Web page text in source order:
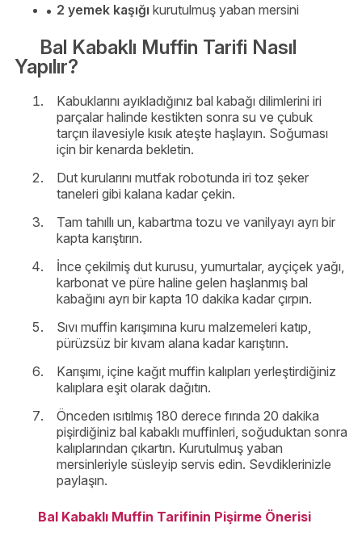
2 yemek kaşığı kurutulmuş yaban mersini
Bal Kabaklı Muffin Tarifi Nasıl
Yapılır?
Kabuklarını ayıkladığınız bal kabağı dilimlerini iri
parçalar halinde kestikten sonra su ve çubuk
tarçın ilavesiyle kısık ateşte haşlayın. Soğuması
için bir kenarda bekletin.
Dut kurularını mutfak robotunda iri toz şeker
taneleri gibi kalana kadar çekin.
Tam tahıllı un, kabartma tozu ve vanilyayı ayrı bir
kapta karıştırın.
İnce çekilmiş dut kurusu, yumurtalar, ayçiçek yağı,
karbonat ve püre haline gelen haşlanmış bal
kabağını ayrı bir kapta 10 dakika kadar çırpın.
Sıvı muffin karışımına kuru malzemeleri katıp,
pürüzsüz bir kıvam alana kadar karıştırın.
Karışımı, içine kağıt muffin kalıpları yerleştirdiğiniz
kalıplara eşit olarak dağıtın.
Önceden ısıtılmış 180 derece fırında 20 dakika
pişirdiğiniz bal kabaklı muffinleri, soğuduktan sonra
kalıplarından çıkartın. Kurutulmuş yaban
mersinleriyle süsleyip servis edin. Sevdiklerinizle
paylaşın.
Bal Kabaklı Muffin Tarifinin Pişirme Önerisi